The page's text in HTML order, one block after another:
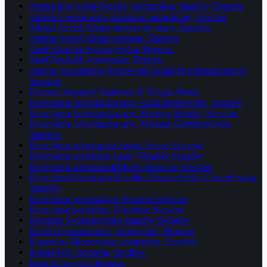
Joanna Kowalska-Brocka, dermatolog, Staszów Bogoria
Jolanta Gorostowicz, ortopeda traumatolog, Staszów
Jolanta Jeczeń, lekarz medycyny pracy, Staszów
Jolanta Jeczeń, lekarz pediatra, Staszów
Józef Brodzki Agroturystyka, Bogoria
Józef Brodzki, weterynarz, Bogoria
Justyna Kowalczyk, Pracownia Badań Psychologicznych,
Staszów
Kamrad Instalacje Sanitarne R. Kogut, Potok
Kancelaria Adwokacka adw. Anna Piątkowska, Staszów
Kancelaria Adwokacka adw. Mariusz Skórski, Staszów
Kancelaria Adwokacka adw. Mateusz Gierbuszewski,
Staszów
Kancelaria adwokacka Antoni Krupa Staszów
Kancelaria notarialna Agata Widanka Staszów
Kancelaria notarialna Elżbieta Skowron Staszów
Kancelaria Notarialna Karolina Kluszczyńska-Chmielewska
Staszów
Kancelarie adwokackie. Prawnik Staszów
Kancelarie notarialne. Notariusz Staszów
Karczma Świętokrzyska Staszów Golejów
Karol Trybuszkiewicz, weterynarz, Bogoria
Katarzyna Mrozowska, stomatolog, Staszów
Kebab Pod Toporem, Szydłów
Kino Impresja w Połańcu